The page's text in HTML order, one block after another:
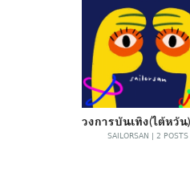
SAILORSAN | 2 POSTS